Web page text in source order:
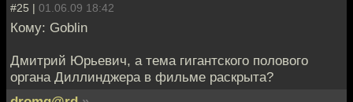
#25 | 01.06.09 18:42
Кому: Goblin
Дмитрий Юрьевич, а тема гигантского полового
органа Диллинджера в фильме раскрыта?